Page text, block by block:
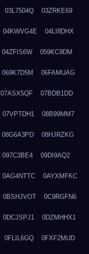
03L7504Q 03ZRKE69
04KWVG4E 04LI8DHX
04ZFIS6W 059KC9DM
069K7D5M 06FAMUAG
07ASX5QF 07BDB1DD
07VPTDH1 08B99MM7
08G6A3PD 08HJRZKG
097C3BE4 09DI9AQ2
0AG4NTTC 0AYXMFKC
0BSHJVOT 0C9RGFN6
0DCJSPJ1 0DZMHHX1
0FLIL6GQ 0FXF2MUD